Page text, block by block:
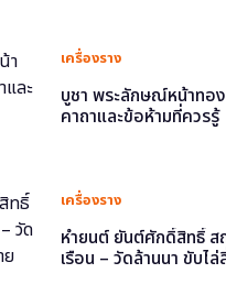
เครื่องราง
บูชา พระลักษณ์หน้าทอง
คาถาและข้อห้ามที่ควรรู้
เครื่องราง
หำยนต์ ยันต์ศักดิ์สิทธิ์ ส
เรือน – วัดล้านนา ขับไล่